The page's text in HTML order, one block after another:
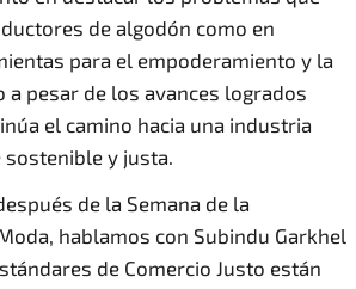
de algodón como en
para el empoderamiento y la
a pesar de los avances logrados
el camino hacia una industria
y justa.
de la Semana de la
hablamos con Subindu Garkhel
de Comercio Justo están